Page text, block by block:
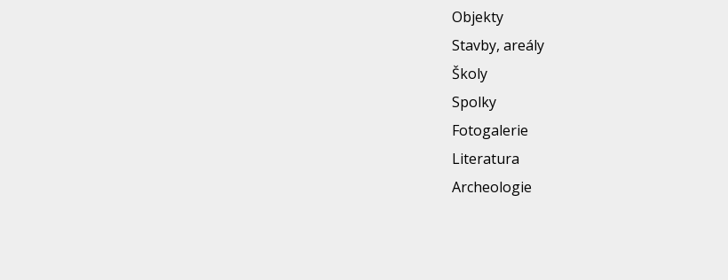
Objekty
Stavby, areály
Školy
Spolky
Fotogalerie
Literatura
Archeologie